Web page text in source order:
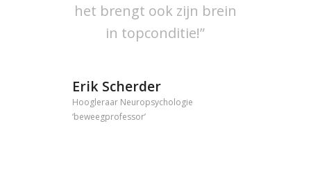
het brengt ook zijn brein
in topconditie!”
Erik Scherder
Hoogleraar Neuropsychologie
‘beweegprofessor’